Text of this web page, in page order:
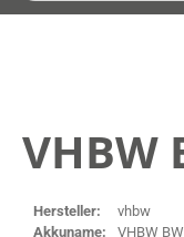
VHBW
Hersteller:
vhbw
Akkuname:
VHBW